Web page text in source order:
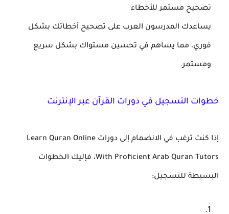
تصحيح مستمر للأخطاء
يساعدك المدرسون العرب على تصحيح أخطائك بشكل
فوري، مما يساهم في تحسين مستواك بشكل سريع
ومستمر.
خطوات التسجيل في دورات القرآن عبر الإنترنت
إذا كنت ترغب في الانضمام إلى دورات Learn Quran Online
With Proficient Arab Quran Tutors، فإليك الخطوات
البسيطة للتسجيل: